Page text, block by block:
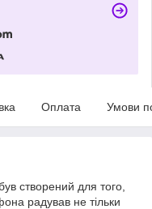
Оплата Умови
створений для того,
радував не тільки